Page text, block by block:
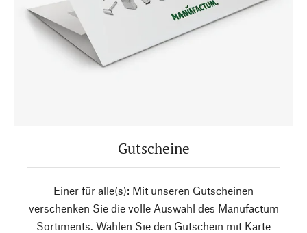
Gutscheine
Einer für alle(s): Mit unseren Gutscheinen
verschenken Sie die volle Auswahl des Manufactum
Sortiments. Wählen Sie den Gutschein mit Karte